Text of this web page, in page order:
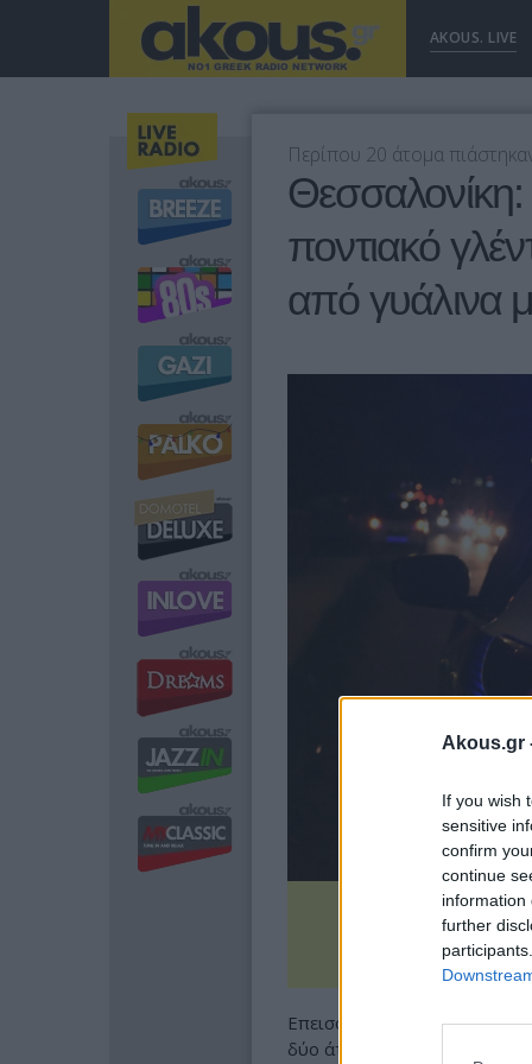
Akous.gr
If you wish
sensitive
confirm
continue
information
further
AKOUS. LIVE
Περίπου 20 άτομα
ποντιακό
από γυάλινα
Επεισόδιο σημειώθηκε το
δύο άτομα να τραυματιστούν.